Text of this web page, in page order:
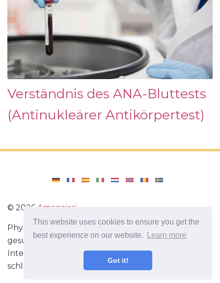
This website uses cookies to ensure you get the
best experience on our website.
Learn more
Got it!
Verständnis des ANA-Bluttests
(Antinukleärer Antikörpertest)
© 2026 Amenajari
Physische Übungen. Diäten und Rezepte für eine
gesunde Ernährung. Übungen für das Gehirn.
Interessante Fakten. Selbstentwicklung. Sei heute
schlauer und stärker!